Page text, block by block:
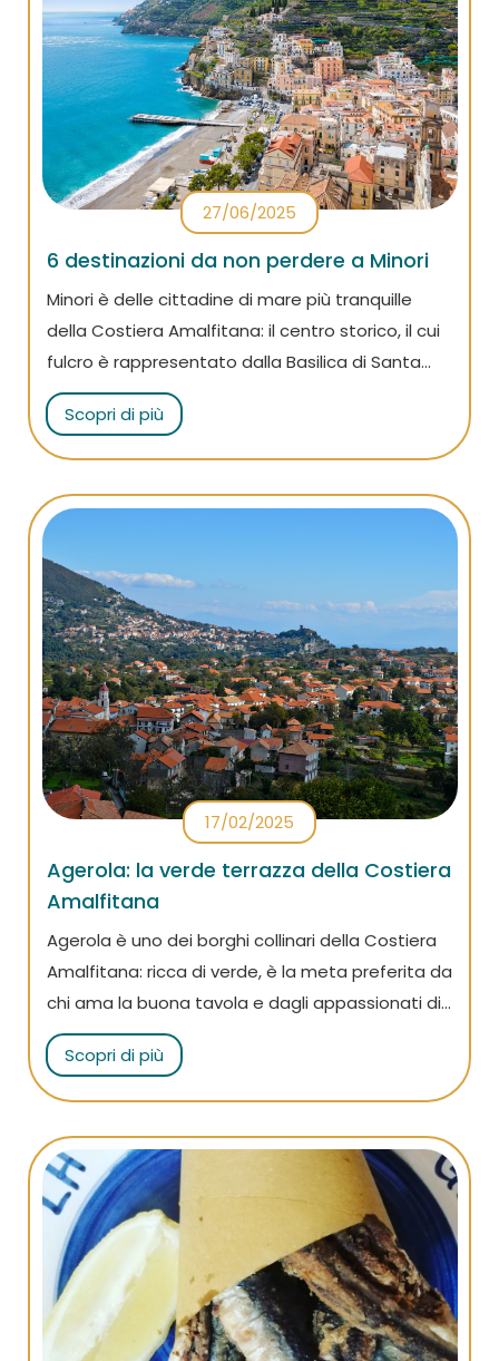
27/06/2025
6 destinazioni da non perdere a Minori
Minori è delle cittadine di mare più tranquille
della Costiera Amalfitana: il centro storico, il cui
fulcro è rappresentato dalla Basilica di Santa
Trofimena, è a pochi passi dal lungomare, dove
si trova anche la famosissima pasticceria Sal de
Riso. Scopri tutto questo ed altro leggendo il
Scopri di più
17/02/2025
Agerola: la verde terrazza della Costiera
Amalfitana
Agerola è uno dei borghi collinari della Costiera
Amalfitana: ricca di verde, è la meta preferita da
chi ama la buona tavola e dagli appassionati di
trekking, che vi si recano per intraprendere il
famosissimo Sentiero degli Dei. Leggi l’articolo
per saperne di più!
Scopri di più